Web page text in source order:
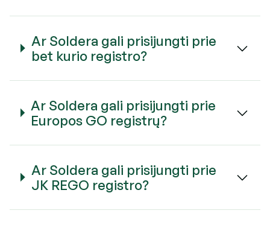
Ar Soldera gali prisijungti prie
bet kurio registro?
Ar Soldera gali prisijungti prie
Europos GO registrų?
Ar Soldera gali prisijungti prie
JK REGO registro?